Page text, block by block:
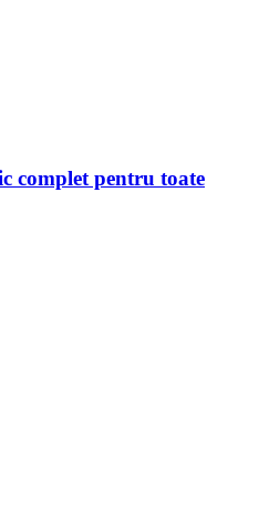
complet pentru toate